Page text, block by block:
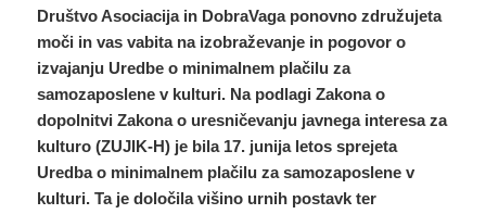
Društvo Asociacija in DobraVaga ponovno združujeta
moči in vas vabita na izobraževanje in pogovor o
izvajanju Uredbe o minimalnem plačilu za
samozaposlene v kulturi. Na podlagi Zakona o
dopolnitvi Zakona o uresničevanju javnega interesa za
kulturo (ZUJIK-H) je bila 17. junija letos sprejeta
Uredba o minimalnem plačilu za samozaposlene v
kulturi. Ta je določila višino urnih postavk ter